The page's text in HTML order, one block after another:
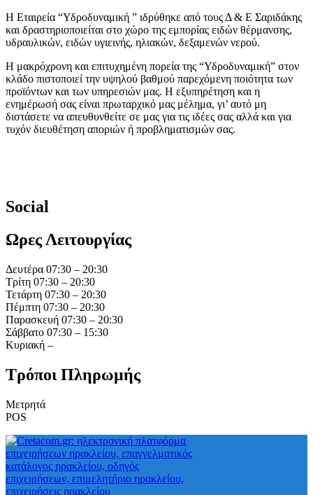
Η Εταιρεία “Υδροδυναμική ” ιδρύθηκε από τους Δ & Ε Σαριδάκης
και δραστηριοποιείται στο χώρο της εμπορίας ειδών θέρμανσης,
υδραυλικών, ειδών υγιεινής, ηλιακών, δεξαμενών νερού.
Η μακρόχρονη και επιτυχημένη πορεία της “Υδροδυναμική” στον
κλάδο πιστοποιεί την υψηλού βαθμού παρεχόμενη ποιότητα των
προϊόντων και των υπηρεσιών μας. Η εξυπηρέτηση και η
ενημέρωσή σας είναι πρωταρχικό μας μέλημα, γι’ αυτό μη
διστάσετε να απευθυνθείτε σε μας για τις ιδέες σας αλλά και για
τυχόν διευθέτηση αποριών ή προβληματισμών σας.
Social
Ωρες Λειτουργίας
Δευτέρα 07:30 – 20:30
Τρίτη 07:30 – 20:30
Τετάρτη 07:30 – 20:30
Πέμπτη 07:30 – 20:30
Παρασκευή 07:30 – 20:30
Σάββατο 07:30 – 15:30
Κυριακή –
Τρόποι Πληρωμής
Μετρητά
POS